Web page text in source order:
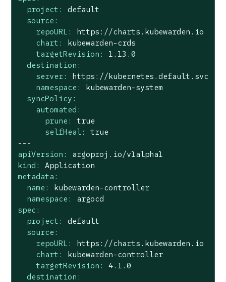
project:
default
source:
repoURL:
https://charts.kubewarden.io
chart:
kubewarden-crds
targetRevision:
1.13 .0
destination:
server:
https://kubernetes.default.svc
namespace:
kubewarden-system
syncPolicy:
automated:
prune:
true
selfHeal:
true
---
apiVersion:
argoproj.io/v1alpha1
kind:
Application
metadata:
name:
kubewarden-controller
namespace:
argocd
spec:
project:
default
source:
repoURL:
https://charts.kubewarden.io
chart:
kubewarden-controller
targetRevision:
4.1 .0
destination: